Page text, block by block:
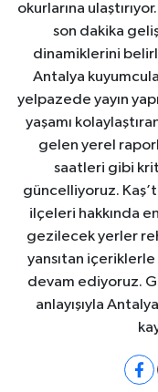
okurlarına
son dakika
dinamiklerini
Antalya
yelpazede yayın
yaşamı
gelen yerel
saatleri gibi
güncelliyoruz.
ilçeleri hakkında
gezilecek yerler
yansıtan içeriklerle
devam ediyoruz.
anlayışıyla